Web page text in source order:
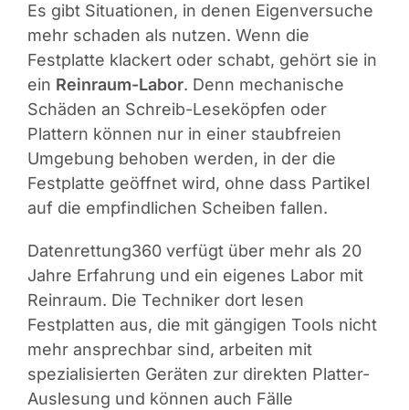
Es gibt Situationen, in denen Eigenversuche
mehr schaden als nutzen. Wenn die
Festplatte klackert oder schabt, gehört sie in
ein Reinraum-Labor. Denn mechanische
Schäden an Schreib-Leseköpfen oder
Plattern können nur in einer staubfreien
Umgebung behoben werden, in der die
Festplatte geöffnet wird, ohne dass Partikel
auf die empfindlichen Scheiben fallen.
Datenrettung360 verfügt über mehr als 20
Jahre Erfahrung und ein eigenes Labor mit
Reinraum. Die Techniker dort lesen
Festplatten aus, die mit gängigen Tools nicht
mehr ansprechbar sind, arbeiten mit
spezialisierten Geräten zur direkten Platter-
Auslesung und können auch Fälle